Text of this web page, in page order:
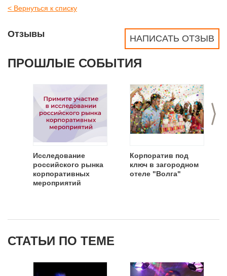
< Вернуться к списку
НАПИСАТЬ ОТЗЫВ
Отзывы
ПРОШЛЫЕ СОБЫТИЯ
>
Исследование
российского рынка
корпоративных
мероприятий
Корпоратив под
ключ в загородном
отеле "Волга"
СТАТЬИ ПО ТЕМЕ